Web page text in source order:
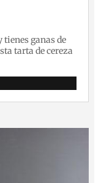
tienes ganas de
tarta de cereza